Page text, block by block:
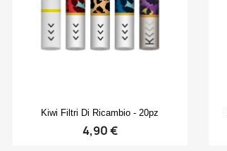
 Anteprima
Kiwi Filtri Di Ricambio - 20pz
4,90 €